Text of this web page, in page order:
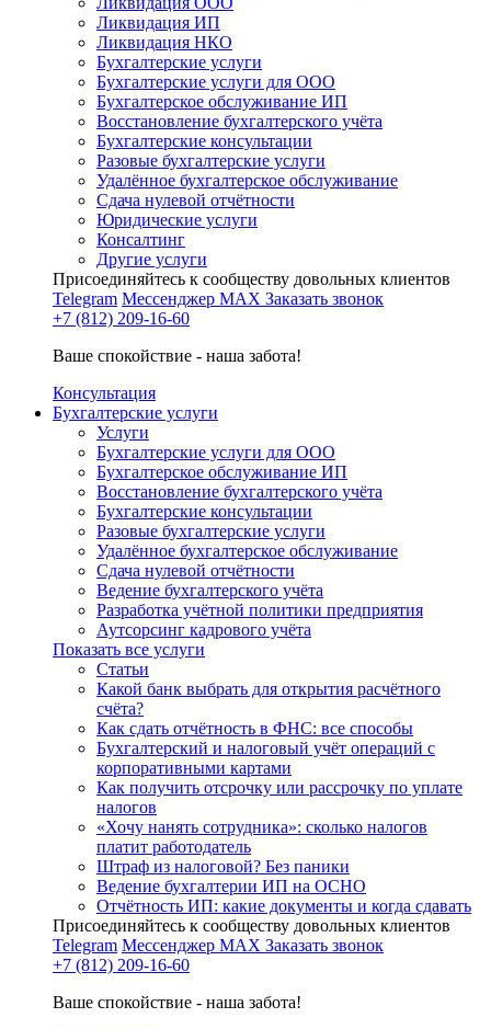
Ликвидация ИП
Ликвидация НКО
Бухгалтерские услуги
Бухгалтерские услуги для ООО
Бухгалтерское обслуживание ИП
Восстановление бухгалтерского учёта
Бухгалтерские консультации
Разовые бухгалтерские услуги
Удалённое бухгалтерское обслуживание
Сдача нулевой отчётности
Юридические услуги
Консалтинг
Другие услуги
Присоединяйтесь к сообществу довольных клиентов
Telegram Мессенджер MAX Заказать звонок
+7 (812) 209-16-60
Ваше спокойствие - наша забота!
Консультация
Бухгалтерские услуги
Услуги
Бухгалтерские услуги для ООО
Бухгалтерское обслуживание ИП
Восстановление бухгалтерского учёта
Бухгалтерские консультации
Разовые бухгалтерские услуги
Удалённое бухгалтерское обслуживание
Сдача нулевой отчётности
Ведение бухгалтерского учёта
Разработка учётной политики предприятия
Аутсорсинг кадрового учёта
Показать все услуги
Статьи
Какой банк выбрать для открытия расчётного
счёта?
Как сдать отчётность в ФНС: все способы
Бухгалтерский и налоговый учёт операций с
корпоративными картами
Как получить отсрочку или рассрочку по уплате
налогов
«Хочу нанять сотрудника»: сколько налогов
платит работодатель
Штраф из налоговой? Без паники
Ведение бухгалтерии ИП на ОСНО
Отчётность ИП: какие документы и когда сдавать
Присоединяйтесь к сообществу довольных клиентов
Telegram Мессенджер MAX Заказать звонок
+7 (812) 209-16-60
Ваше спокойствие - наша забота!